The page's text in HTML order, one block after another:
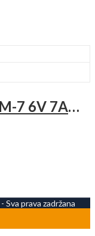
Baterija za UPS Raggie 3FM-7 6V 7AH 20HR
- Sva prava zadržana